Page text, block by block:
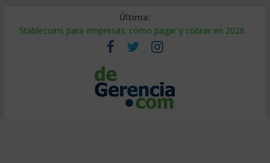
Última:
Stablecoins para empresas: cómo pagar y cobrar en 2026
Despido silencioso: qué es y por qué sale tan caro
IA en selección de personal: cómo auditarla a tiempo
Trabajo forzoso en la cadena de suministro: qué hacer
Mercado hispano de EE. UU.: cómo segmentarlo y venderle